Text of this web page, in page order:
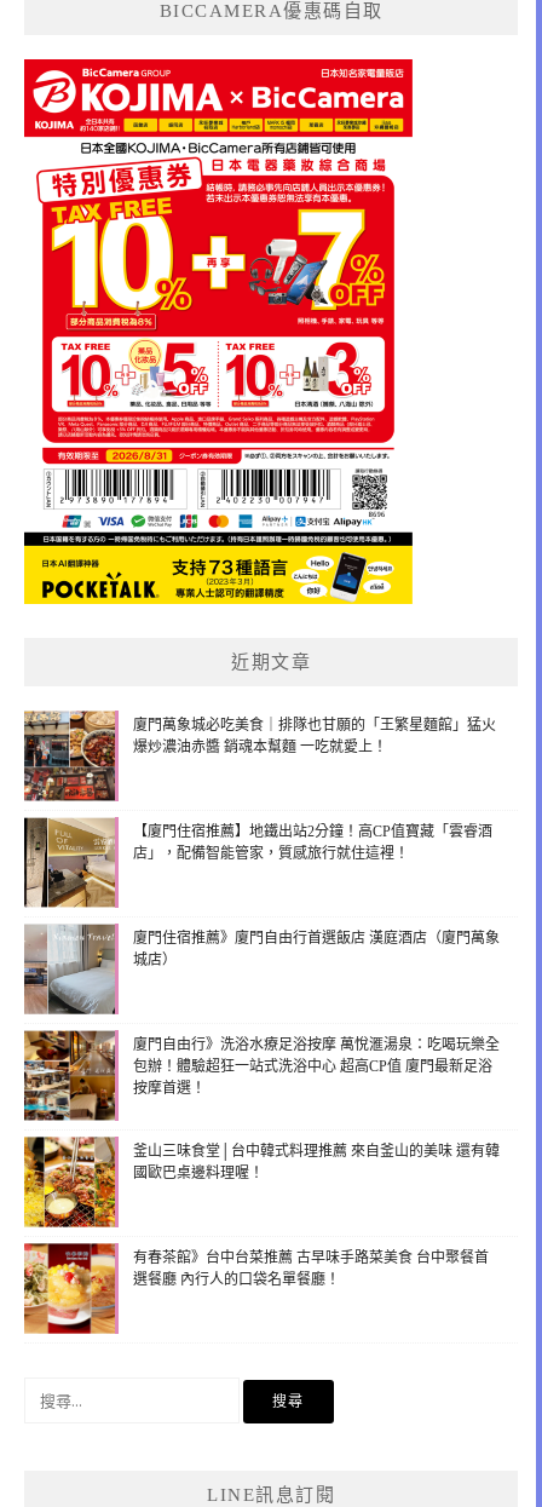
BICCAMERA優惠碼自取
近期文章
廈門萬象城必吃美食｜排隊也甘願的「王繁星麵館」猛火
爆炒濃油赤醬 銷魂本幫麵 一吃就愛上！
【廈門住宿推薦】地鐵出站2分鐘！高CP值寶藏「雲睿酒
店」，配備智能管家，質感旅行就住這裡！
廈門住宿推薦》廈門自由行首選飯店 漢庭酒店（廈門萬象
城店）
廈門自由行》洗浴水療足浴按摩 萬悅滙湯泉：吃喝玩樂全
包辦！體驗超狂一站式洗浴中心 超高CP值 廈門最新足浴
按摩首選！
釜山三味食堂│台中韓式料理推薦 來自釜山的美味 還有韓
國歐巴桌邊料理喔！
有春茶館》台中台菜推薦 古早味手路菜美食 台中聚餐首
選餐廳 內行人的口袋名單餐廳！
LINE訊息訂閱